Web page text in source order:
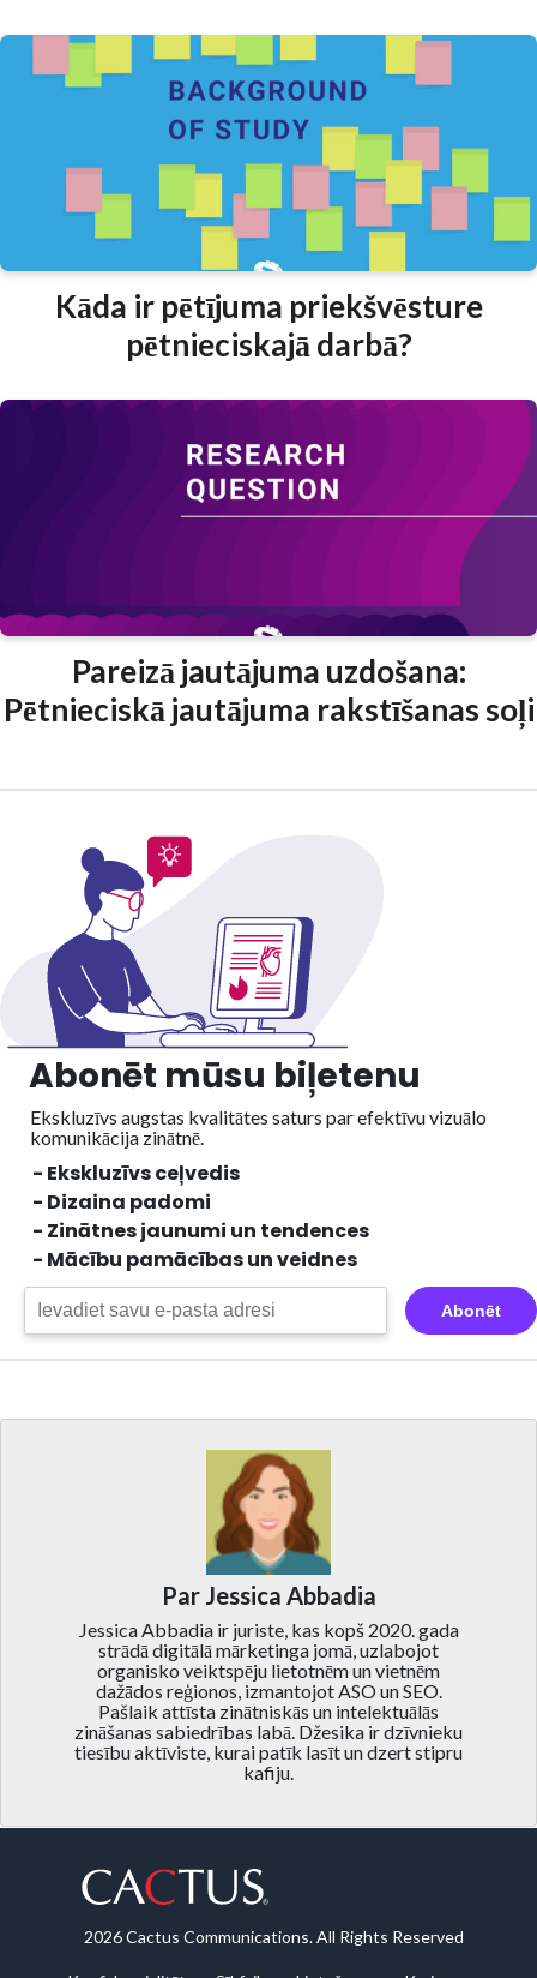
Kāda ir pētījuma priekšvēsture
pētnieciskajā darbā?
Pareizā jautājuma uzdošana:
Pētnieciskā jautājuma rakstīšanas soļi
Abonēt mūsu biļetenu
Ekskluzīvs augstas kvalitātes saturs par efektīvu vizuālo
komunikācija zinātnē.
- Ekskluzīvs ceļvedis
- Dizaina padomi
- Zinātnes jaunumi un tendences
- Mācību pamācības un veidnes
Abonēt
Par Jessica Abbadia
Jessica Abbadia ir juriste, kas kopš 2020. gada
strādā digitālā mārketinga jomā, uzlabojot
organisko veiktspēju lietotnēm un vietnēm
dažādos reģionos, izmantojot ASO un SEO.
Pašlaik attīsta zinātniskās un intelektuālās
zināšanas sabiedrības labā. Džesika ir dzīvnieku
tiesību aktīviste, kurai patīk lasīt un dzert stipru
kafiju.
2026 Cactus Communications. All Rights Reserved